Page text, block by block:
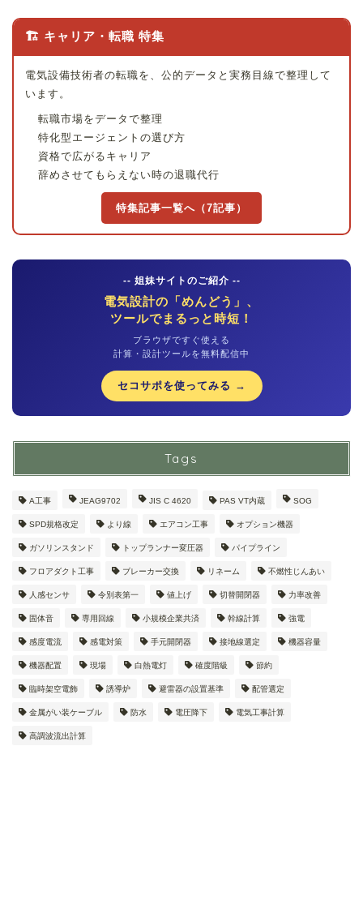
🏗 キャリア・転職 特集
電気設備技術者の転職を、公的データと実務目線で整理して
います。
転職市場をデータで整理
特化型エージェントの選び方
資格で広がるキャリア
辞めさせてもらえない時の退職代行
特集記事一覧へ（7記事）
-- 姐妹サイトのご紹介 --
電気設計の「めんどう」、
ツールでまるっと時短！
ブラウザですぐ使える
計算・設計ツールを無料配信中
セコサポを使ってみる →
Tags
A工事 JEAG9702 JIS C 4620 PAS VT内蔵 SOG
SPD規格改定 より線 エアコン工事 オプション機器
ガソリンスタンド トップランナー変圧器 パイプライン
フロアダクト工事 ブレーカー交換 リネーム 不燃性じんあい
人感センサ 令別表第一 値上げ 切替開閉器 力率改善
固体音 専用回線 小規模企業共済 幹線計算 強電
感度電流 感電対策 手元開閉器 接地線選定 機器容量
機器配置 現場 白熱電灯 確度階級 節約
臨時架空電飾 誘導炉 避雷器の設置基準 配管選定
金属がい装ケーブル 防水 電圧降下 電気工事計算
高調波流出計算